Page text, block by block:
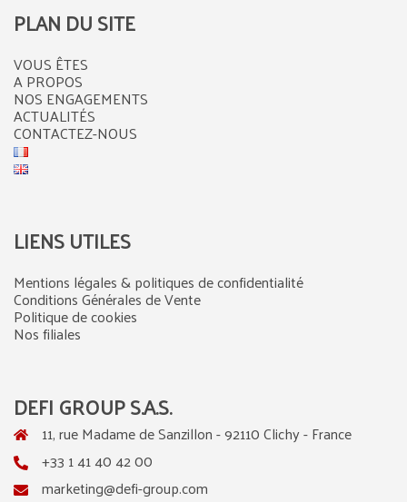
PLAN DU SITE
VOUS ÊTES
A PROPOS
NOS ENGAGEMENTS
ACTUALITÉS
CONTACTEZ-NOUS
LIENS UTILES
Mentions légales & politiques de confidentialité
Conditions Générales de Vente
Politique de cookies
Nos filiales
DEFI GROUP S.A.S.
11, rue Madame de Sanzillon - 92110 Clichy - France
+33 1 41 40 42 00
marketing@defi-group.com